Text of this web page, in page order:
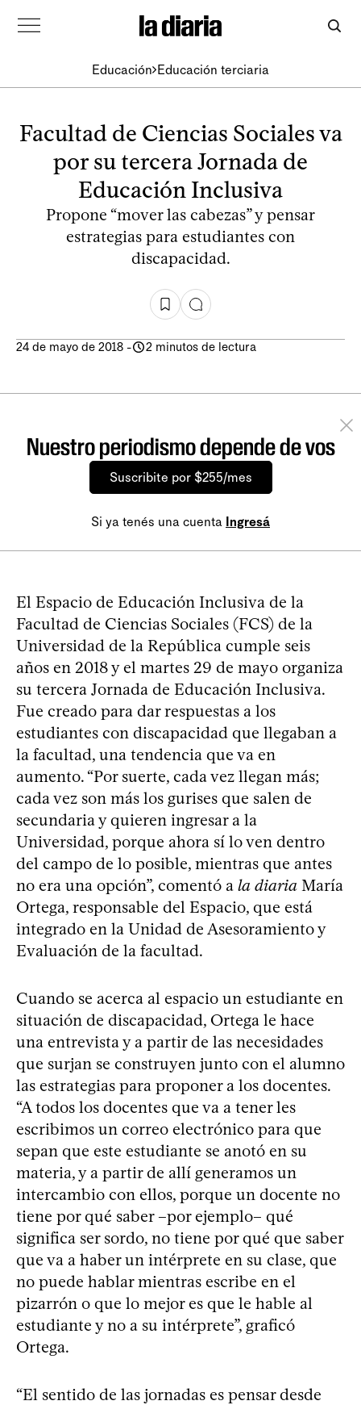
Educación Educación terciaria
Facultad de Ciencias Sociales va
por su tercera Jornada de
Educación Inclusiva
Propone “mover las cabezas” y pensar
estrategias para estudiantes con
discapacidad.
24 de mayo de 2018 - 2 minutos de lectura
Nuestro periodismo depende de vos
Suscribite por $255/mes
Si ya tenés una cuenta Ingresá
El Espacio de Educación Inclusiva de la
Facultad de Ciencias Sociales (FCS) de la
Universidad de la República cumple seis
años en 2018 y el martes 29 de mayo organiza
su tercera Jornada de Educación Inclusiva.
Fue creado para dar respuestas a los
estudiantes con discapacidad que llegaban a
la facultad, una tendencia que va en
aumento. “Por suerte, cada vez llegan más;
cada vez son más los gurises que salen de
secundaria y quieren ingresar a la
Universidad, porque ahora sí lo ven dentro
del campo de lo posible, mientras que antes
no era una opción”, comentó a la diaria María
Ortega, responsable del Espacio, que está
integrado en la Unidad de Asesoramiento y
Evaluación de la facultad.
Cuando se acerca al espacio un estudiante en
situación de discapacidad, Ortega le hace
una entrevista y a partir de las necesidades
que surjan se construyen junto con el alumno
las estrategias para proponer a los docentes.
“A todos los docentes que va a tener les
escribimos un correo electrónico para que
sepan que este estudiante se anotó en su
materia, y a partir de allí generamos un
intercambio con ellos, porque un docente no
tiene por qué saber –por ejemplo– qué
significa ser sordo, no tiene por qué que saber
que va a haber un intérprete en su clase, que
no puede hablar mientras escribe en el
pizarrón o que lo mejor es que le hable al
estudiante y no a su intérprete”, graficó
Ortega.
“El sentido de las jornadas es pensar desde